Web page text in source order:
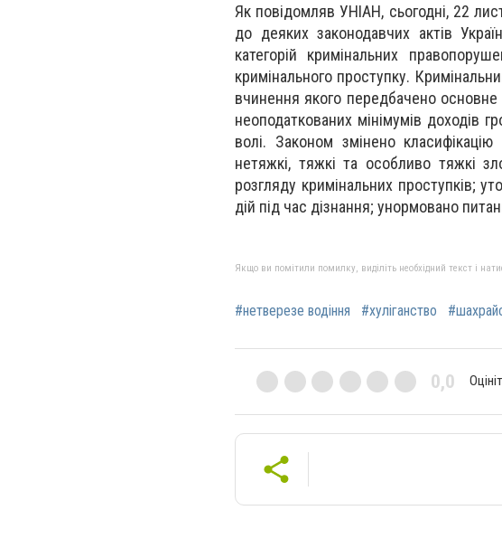
Як повідомляв УНІАН, сьогодні, 22
до деяких законодавчих актів
категорій кримінальних
кримінального проступку.
вчинення якого передбачено
неоподаткованих мінімумів доходів
волі. Законом змінено
нетяжкі, тяжкі та особливо тяжкі
розгляду кримінальних проступків;
дій під час дізнання; унормовано
Якщо ви помітили помилку, виділіть необхідний текст і
#нетверезе водіння #хуліганство
0,0